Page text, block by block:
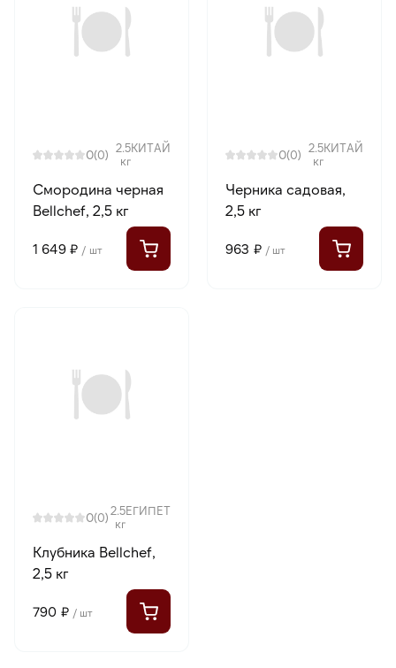
0(0) 2.5
кг
КИТАЙ
Смородина черная
Bellсhef, 2,5 кг
1 649 ₽ / шт
0(0) 2.5
кг
КИТАЙ
Черника садовая,
2,5 кг
963 ₽ / шт
0(0)2.5
кг
ЕГИПЕТ
Клубника Bellchef,
2,5 кг
790 ₽ / шт